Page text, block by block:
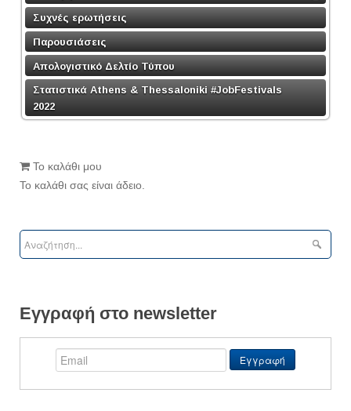
Συχνές ερωτήσεις
Παρουσιάσεις
Απολογιστικό Δελτίο Τύπου
Στατιστικά Athens & Thessaloniki #JobFestivals
2022
Το καλάθι μου
Το καλάθι σας είναι άδειο.
Εγγραφή στο newsletter